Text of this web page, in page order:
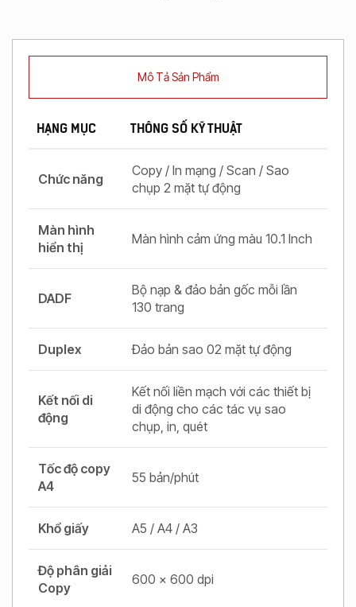
Mô Tả Sản Phẩm
HẠNG MỤC THÔNG SỐ KỸ THUẬT
Chức năng
Copy / In mạng / Scan / Sao
chụp 2 mặt tự động
Màn hình
hiển thị
Màn hình cảm ứng màu 10.1 Inch
DADF
Bộ nạp & đảo bản gốc mỗi lần
130 trang
Duplex Đảo bản sao 02 mặt tự động
Kết nối di
động
Kết nối liền mạch với các thiết bị
di động cho các tác vụ sao
chụp, in, quét
Tốc độ copy
A4
55 bản/phút
Khổ giấy A5 / A4 / A3
Độ phân giải
Copy
600 x 600 dpi